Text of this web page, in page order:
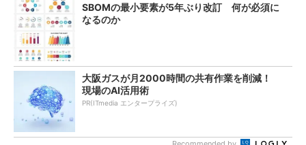
SBOMの最小要素が5年ぶり改訂 何が必須に
なるのか
大阪ガスが月2000時間の共有作業を削減！
現場のAI活用術
PR(ITmedia エンタープライズ)